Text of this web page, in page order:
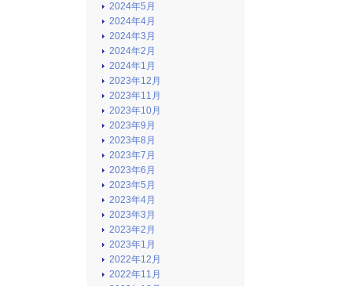
2024年5月
2024年4月
2024年3月
2024年2月
2024年1月
2023年12月
2023年11月
2023年10月
2023年9月
2023年8月
2023年7月
2023年6月
2023年5月
2023年4月
2023年3月
2023年2月
2023年1月
2022年12月
2022年11月